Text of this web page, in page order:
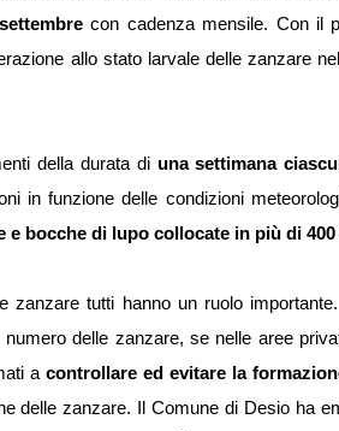
con cadenza mensile. Con il
allo stato larvale delle zanzare
della durata di una settimana
e bocche di lupo collocate in più di 400
zanzare tutti hanno un ruolo
delle zanzare, se nelle aree
a controllare ed evitare la
delle zanzare. Il Comune di Desio ha